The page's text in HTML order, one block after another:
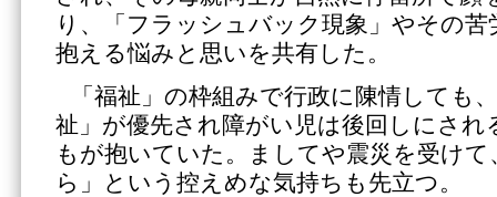
り、「フラッシュバック現象」やその
抱える悩みと思いを共有した。
「福祉」の枠組みで行政に陳情しても
祉」が優先され障がい児は後回しにされ
もが抱いていた。ましてや震災を受け
ら」という控えめな気持ちも先立つ。